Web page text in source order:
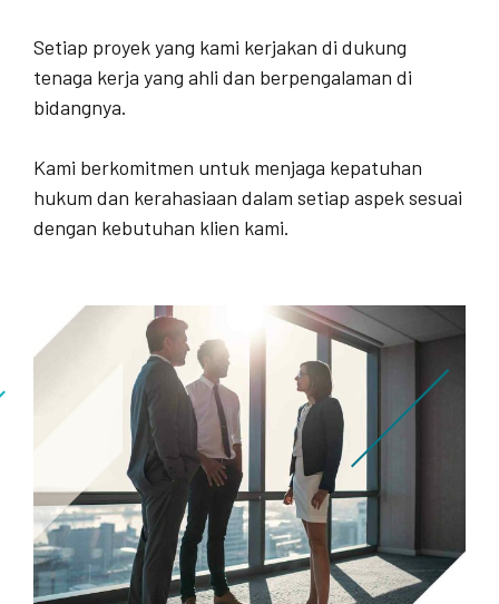
Setiap proyek yang kami kerjakan di dukung
tenaga kerja yang ahli dan berpengalaman di
bidangnya.
Kami berkomitmen untuk menjaga kepatuhan
hukum dan kerahasiaan dalam setiap aspek sesuai
dengan kebutuhan klien kami.